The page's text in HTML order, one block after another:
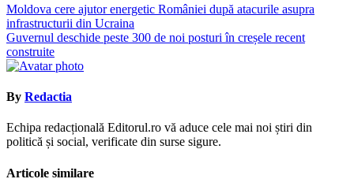
Navigare
în
articole
Moldova cere ajutor energetic României după atacurile asupra
infrastructurii din Ucraina
Guvernul deschide peste 300 de noi posturi în creșele recent
construite
By Redactia
Echipa redacțională Editorul.ro vă aduce cele mai noi știri din
politică și social, verificate din surse sigure.
Articole similare